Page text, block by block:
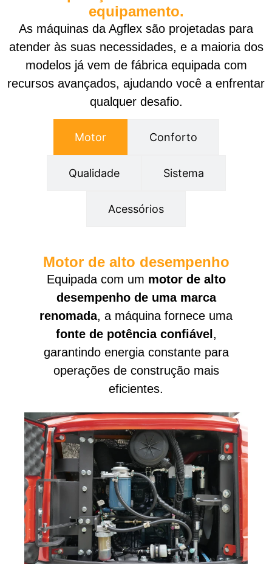
equipamento.
As máquinas da Agflex são projetadas para
atender às suas necessidades, e a maioria dos
modelos já vem de fábrica equipada com
recursos avançados, ajudando você a enfrentar
qualquer desafio.
Motor Conforto
Qualidade Sistema
Acessórios
Motor de alto desempenho
Equipada com um motor de alto
desempenho de uma marca
renomada, a máquina fornece uma
fonte de potência confiável ,
garantindo energia constante para
operações de construção mais
eficientes.